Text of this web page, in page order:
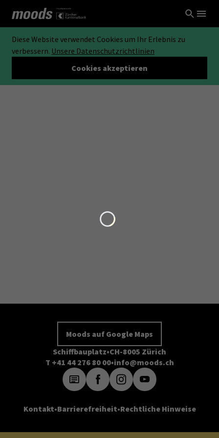
Diese Website verwendet Cookies um Ihr Erlebnis zu
verbessern. Unsere Datenschutzrichtlinien
Cookies akzeptieren
Moods auf Google Maps
Schiffbauplatz CH-8005 Zürich
T +41 44 276 80 00 info@moods.ch
Kontakt Barrierefreiheit Rechtliche Hinweise